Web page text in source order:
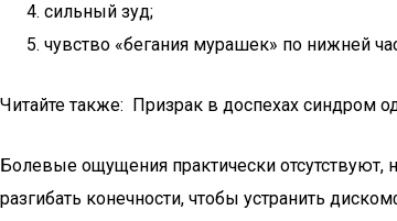
сильный зуд;
чувство «бегания мурашек» по нижней
Читайте также: Призрак в доспехах синдром
Болевые ощущения практически отсутствуют,
разгибать конечности, чтобы устранить